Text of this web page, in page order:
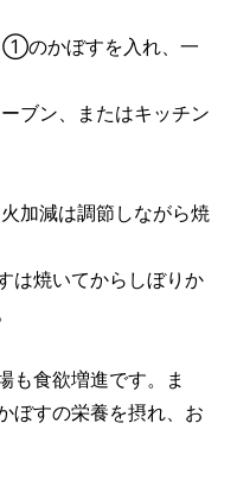
のかぼすを入れ、一
ン、またはキッチン
加減は調節しながら焼
は焼いてからしぼりか
も食欲増進です。ま
ぼすの栄養を摂れ、お